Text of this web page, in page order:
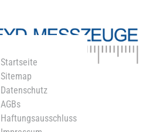
Startseite
Sitemap
Datenschutz
AGBs
Haftungsausschluss